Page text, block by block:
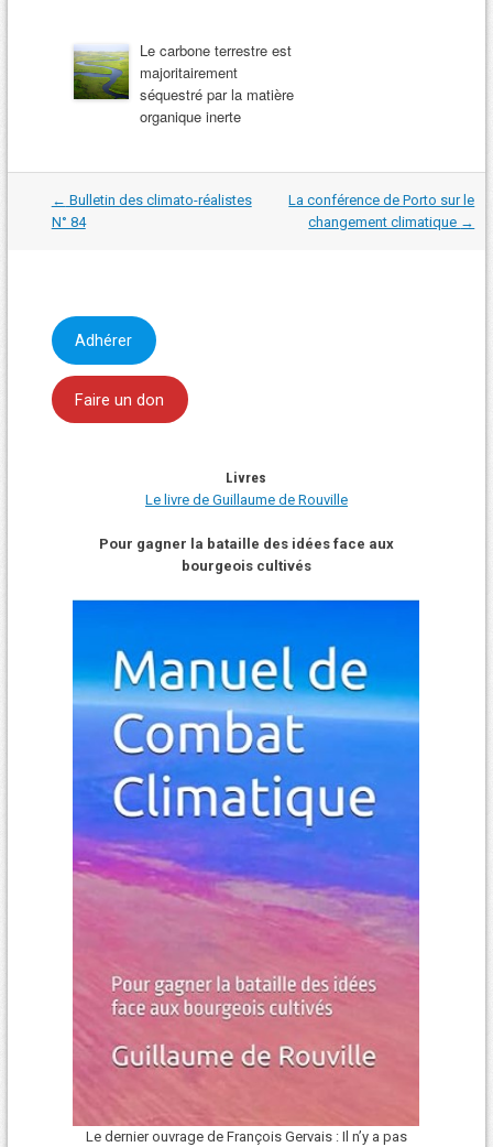
Le carbone terrestre est
majoritairement
séquestré par la matière
organique inerte
Navigation
les
← Bulletin des climato-réalistes
N° 84
La conférence de Porto sur le
changement climatique →
Adhérer
Faire un don
Livres
Le livre de Guillaume de Rouville
Pour gagner la bataille des idées face aux
bourgeois cultivés
Le dernier ouvrage de François Gervais : Il n’y a pas